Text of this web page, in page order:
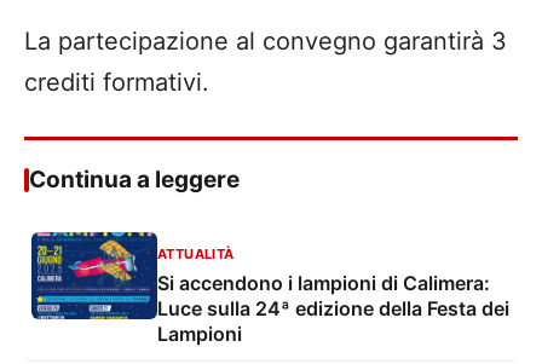
La partecipazione al convegno garantirà 3
crediti formativi.
Continua a leggere
ATTUALITÀ
Si accendono i lampioni di Calimera:
Luce sulla 24ª edizione della Festa dei
Lampioni